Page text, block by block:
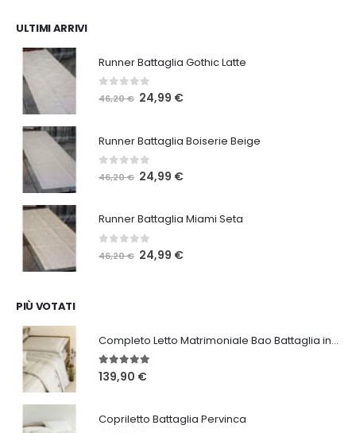
ULTIMI ARRIVI
Runner Battaglia Gothic Latte
0 Su 5
46,20€ Il
era:
46,20 €.
24,99 €Il
è:
Runner Battaglia Boiserie Beige
0 Su 5
46,20€ Il
era:
46,20 €.
24,99 €Il
è:
Runner Battaglia Miami Seta
0 Su 5
46,20€ Il24,99 €Il
PIÙ VOTATI
Completo Letto Matrimoniale Bao Battaglia in 3 varianti
5.00Su 5
139,90 €
Copriletto Battaglia Pervinca